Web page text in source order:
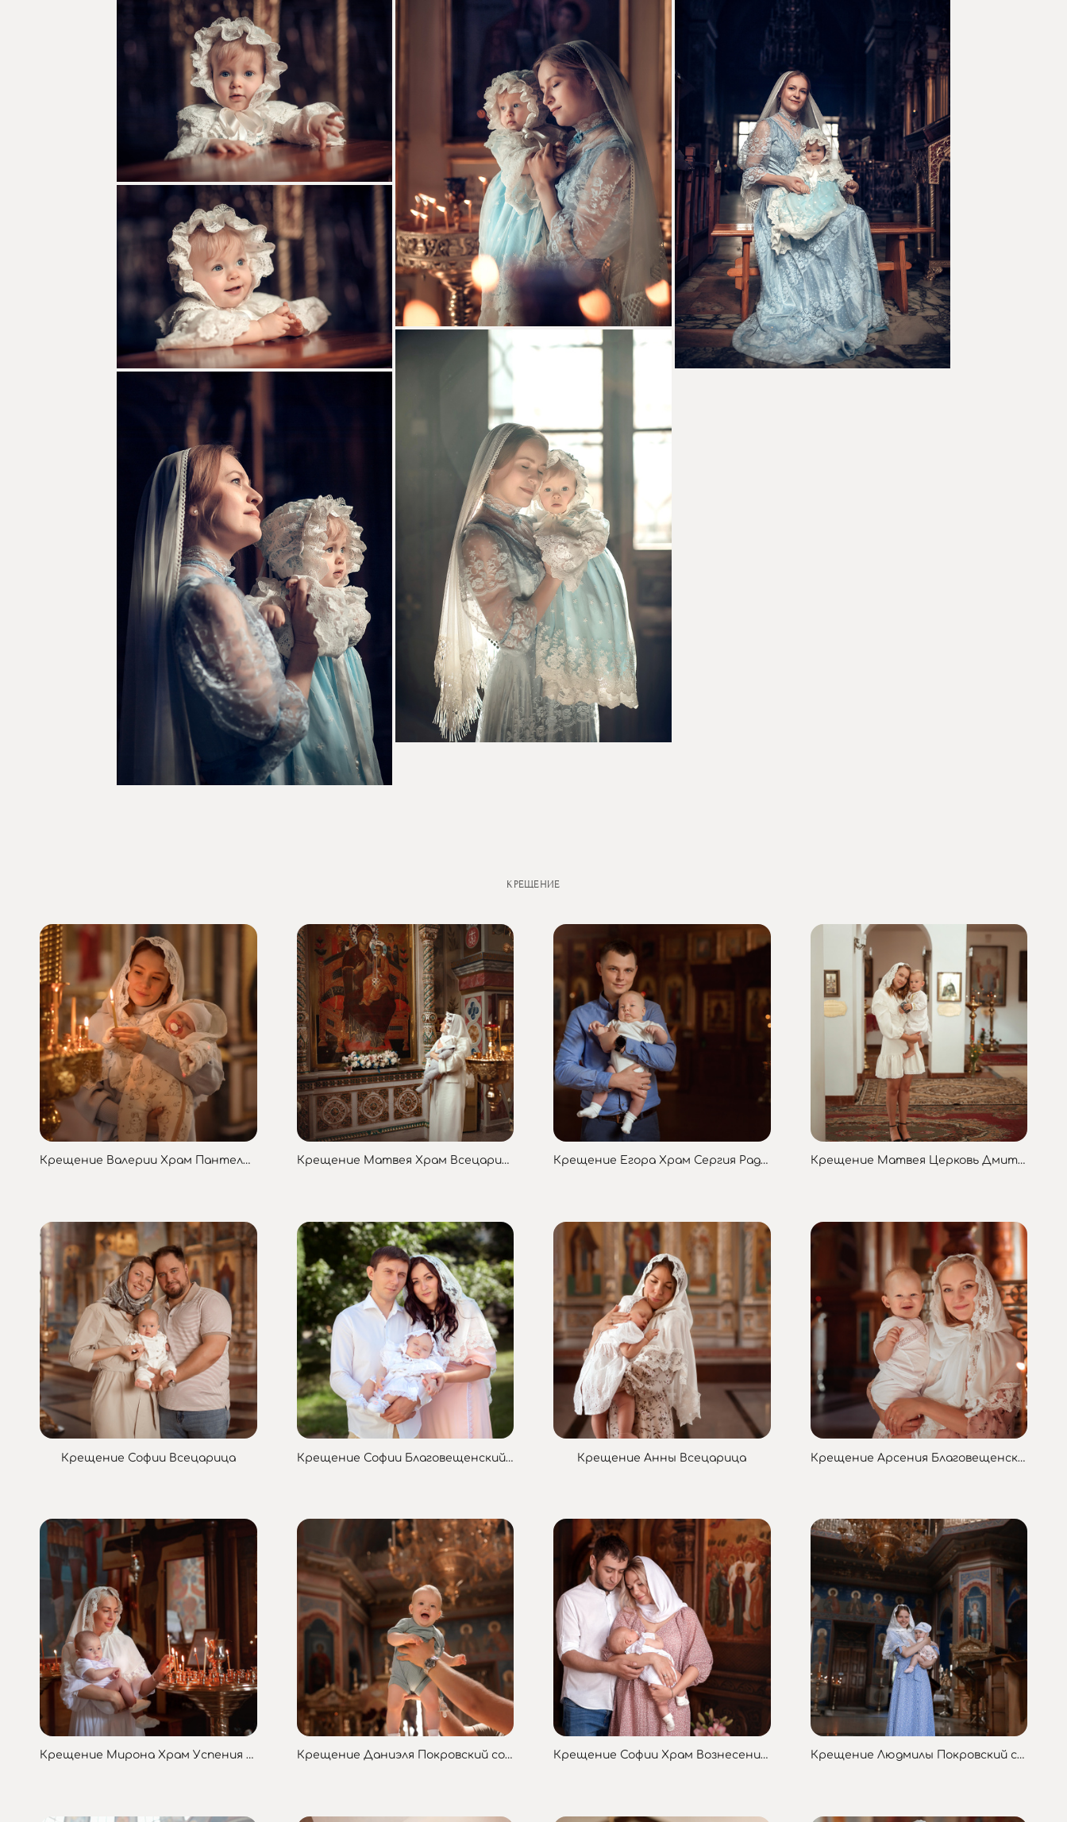
КРЕЩЕНИЕ
Крещение Валерии Храм Пантелеймона Ценителя Крещение Матвея Храм Всецарица Крещение Егора Храм Сергия Радонежского Крещение Матвея Церковь Дмитрия Донского
Крещение Софии Всецарица Крещение Софии Благовещенский собор Крещение Анны Всецарица Крещение Арсения Благовещенский собор
Крещение Мирона Храм Успения Пресвятой Богородицы Крещение Даниэля Покровский собор Крещение Софии Храм Вознесения Господня Крещение Людмилы Покровский собор